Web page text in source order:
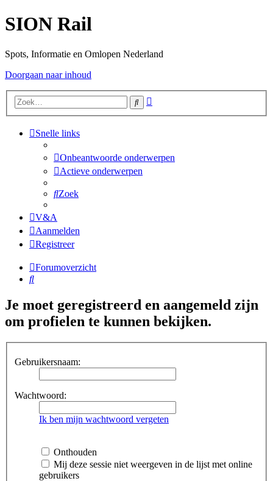
SION Rail
Spots, Informatie en Omlopen Nederland
Doorgaan naar inhoud
Zoek
Snelle links
Onbeantwoorde onderwerpen
Actieve onderwerpen
Zoek
V&A
Aanmelden
Registreer
Forumoverzicht
Zoek
Je moet geregistreerd en aangemeld zijn
om profielen te kunnen bekijken.
Gebruikersnaam:
Wachtwoord:
Ik ben mijn wachtwoord vergeten
Onthouden
Mij deze sessie niet weergeven in de lijst met online
gebruikers